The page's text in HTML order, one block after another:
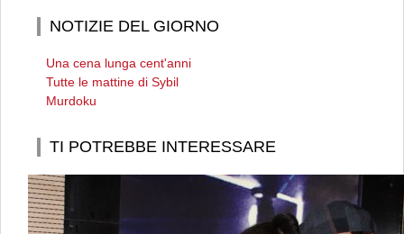
NOTIZIE DEL GIORNO
Una cena lunga cent'anni
Tutte le mattine di Sybil
Murdoku
TI POTREBBE INTERESSARE